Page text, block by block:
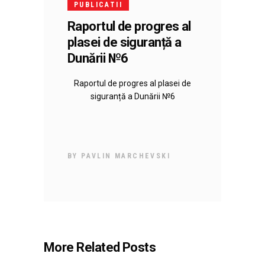
PUBLICATII
Raportul de progres al
plasei de siguranță a
Dunării №6
Raportul de progres al plasei de
siguranță a Dunării №6
BY PAVLIN MARCHEVSKI
More Related Posts